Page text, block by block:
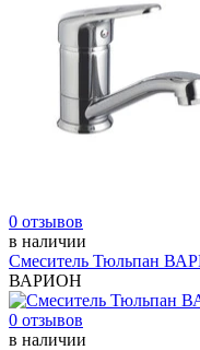
0 отзывов
в наличии
Смеситель Тюльпан
ВАРИОН
0 отзывов
в наличии